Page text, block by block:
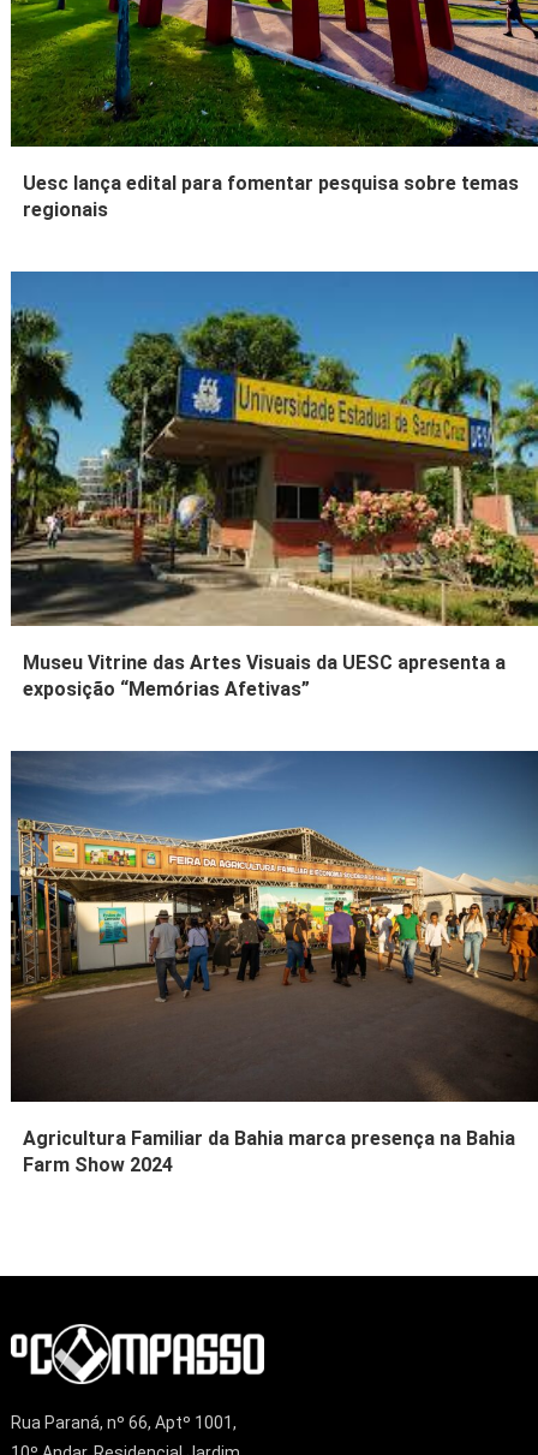
Uesc lança edital para fomentar pesquisa sobre temas
regionais
Museu Vitrine das Artes Visuais da UESC apresenta a
exposição “Memórias Afetivas”
Agricultura Familiar da Bahia marca presença na Bahia
Farm Show 2024
Rua Paraná, nº 66, Aptº 1001,